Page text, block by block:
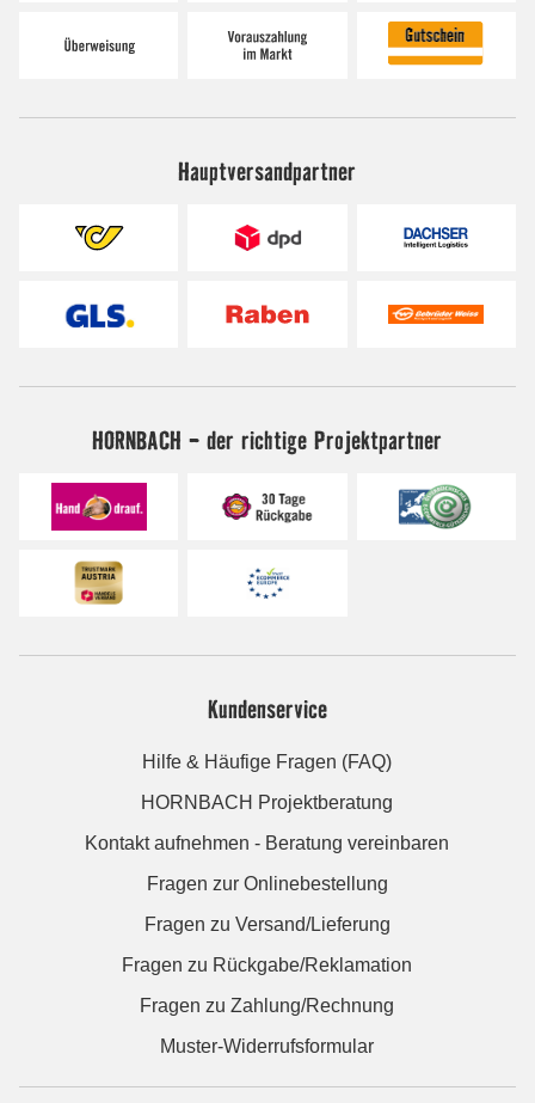
Hauptversandpartner
HORNBACH - der richtige Projektpartner
Kundenservice
Hilfe & Häufige Fragen (FAQ)
HORNBACH Projektberatung
Kontakt aufnehmen - Beratung vereinbaren
Fragen zur Onlinebestellung
Fragen zu Versand/Lieferung
Fragen zu Rückgabe/Reklamation
Fragen zu Zahlung/Rechnung
Muster-Widerrufsformular